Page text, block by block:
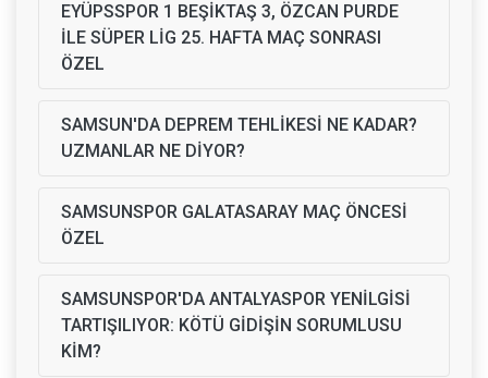
EYÜPSSPOR 1 BEŞİKTAŞ 3, ÖZCAN PURDE
İLE SÜPER LİG 25. HAFTA MAÇ SONRASI
ÖZEL
SAMSUN'DA DEPREM TEHLİKESİ NE KADAR?
UZMANLAR NE DİYOR?
SAMSUNSPOR GALATASARAY MAÇ ÖNCESİ
ÖZEL
SAMSUNSPOR'DA ANTALYASPOR YENİLGİSİ
TARTIŞILIYOR: KÖTÜ GİDİŞİN SORUMLUSU
KİM?